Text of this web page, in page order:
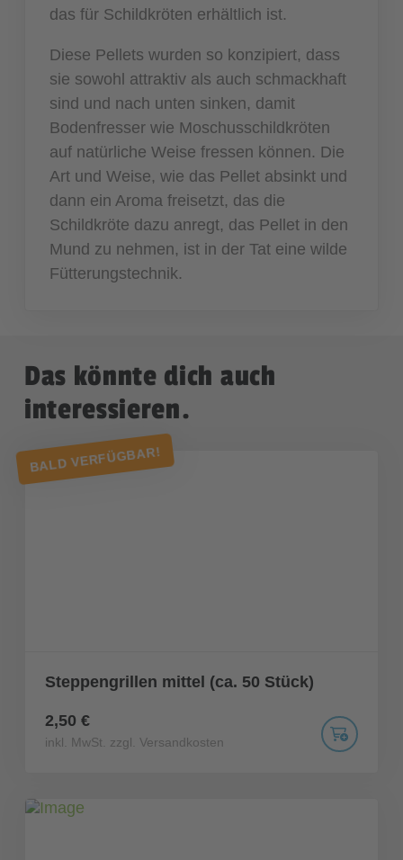
das für Schildkröten erhältlich ist.
Diese Pellets wurden so konzipiert, dass
sie sowohl attraktiv als auch schmackhaft
sind und nach unten sinken, damit
Bodenfresser wie Moschusschildkröten
auf natürliche Weise fressen können. Die
Art und Weise, wie das Pellet absinkt und
dann ein Aroma freisetzt, das die
Schildkröte dazu anregt, das Pellet in den
Mund zu nehmen, ist in der Tat eine wilde
Fütterungstechnik.
Das könnte dich auch
interessieren.
Steppengrillen mittel (ca. 50 Stück)
2,50 €
inkl. MwSt. zzgl. Versandkosten
BALD VERFÜGBAR!